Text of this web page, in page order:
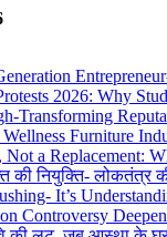
2026: Why
Transforming
Wellness Furniture
a Replacement:
नियुक्ति- लोकतंत्र
It’s
Controversy